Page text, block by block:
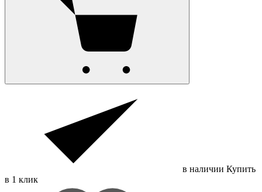
в наличии Купить
в 1 клик